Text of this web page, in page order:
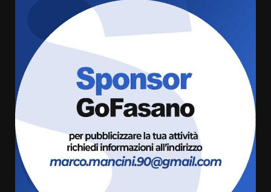
assoluta de “L’Albergo
Belvedere. Il rapimento”
6 Agosto 2026 06:15
Serie D, l’Us Fasano è escluso
dal campionato
5 Agosto 2026 17:30
Truffatori in azione nelle
frazioni fasanesi
5 Agosto 2026 11:03